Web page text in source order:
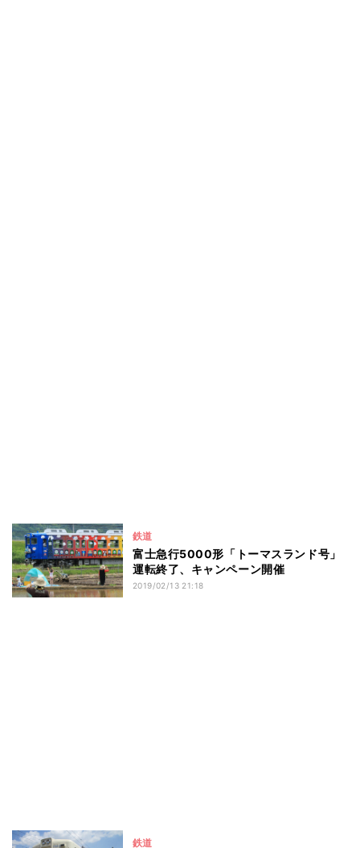
鉄道
富士急行5000形「トーマスランド号」
運転終了、キャンペーン開催
2019/02/13 21:18
鉄道